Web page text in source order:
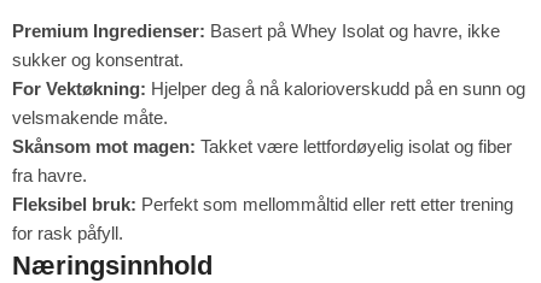
Premium Ingredienser: Basert på Whey Isolat og havre, ikke
sukker og konsentrat.
For Vektøkning: Hjelper deg å nå kalorioverskudd på en sunn og
velsmakende måte.
Skånsom mot magen: Takket være lettfordøyelig isolat og fiber
fra havre.
Fleksibel bruk: Perfekt som mellommåltid eller rett etter trening
for rask påfyll.
Næringsinnhold